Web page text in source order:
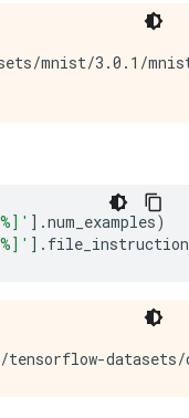
mnist/3.0.1/
].num_examples)
].